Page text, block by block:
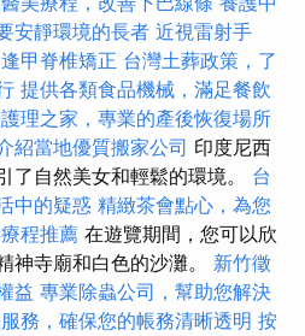
安靜環境的長者 近視雷射手
逢甲脊椎矯正 台灣土葬政策，了
提供各類食品機械，滿足餐飲
理之家，專業的產後恢復場所
紹當地優質搬家公司 印度尼西
了自然美女和輕鬆的環境。 台
中的疑惑 精緻茶會點心，為您
程推薦 在遊覽期間，您可以欣
神寺廟和白色的沙灘。 新竹徵
益 專業除蟲公司，幫助您解決
務，確保您的帳務清晰透明 按